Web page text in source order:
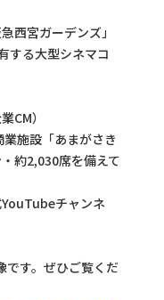
西宮ガーデンズ」
する大型シネマコ
CM）
施設「あまがさき
約2,030席を備えて
チャンネ
す。ぜひご覧くだ